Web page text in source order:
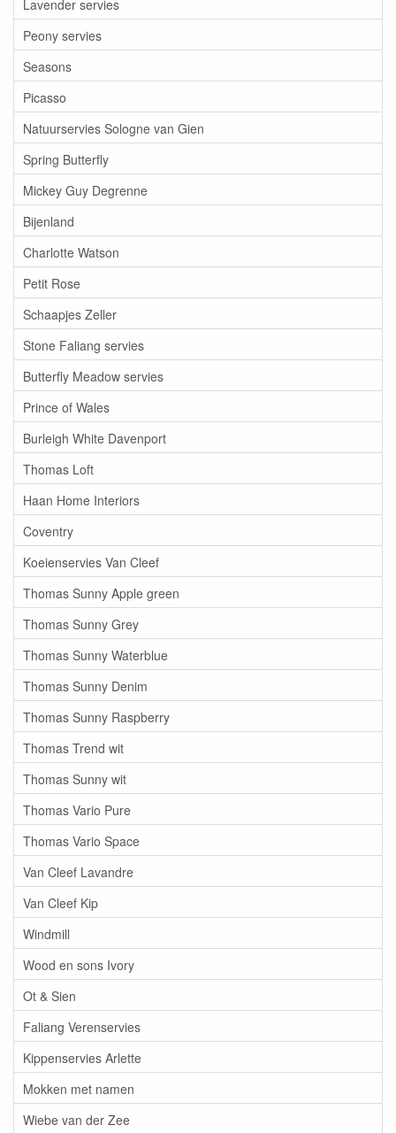
Lavender servies
Peony servies
Seasons
Picasso
Natuurservies Sologne van Gien
Spring Butterfly
Mickey Guy Degrenne
Bijenland
Charlotte Watson
Petit Rose
Schaapjes Zeller
Stone Faliang servies
Butterfly Meadow servies
Prince of Wales
Burleigh White Davenport
Thomas Loft
Haan Home Interiors
Coventry
Koeienservies Van Cleef
Thomas Sunny Apple green
Thomas Sunny Grey
Thomas Sunny Waterblue
Thomas Sunny Denim
Thomas Sunny Raspberry
Thomas Trend wit
Thomas Sunny wit
Thomas Vario Pure
Thomas Vario Space
Van Cleef Lavandre
Van Cleef Kip
Windmill
Wood en sons Ivory
Ot & Sien
Faliang Verenservies
Kippenservies Arlette
Mokken met namen
Wiebe van der Zee